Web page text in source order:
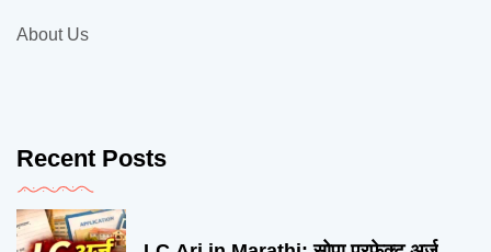
About Us
Recent Posts